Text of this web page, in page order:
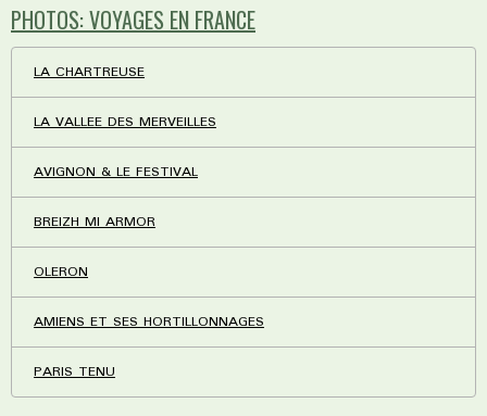
PHOTOS: VOYAGES EN FRANCE
LA CHARTREUSE
LA VALLEE DES MERVEILLES
AVIGNON & LE FESTIVAL
BREIZH MI ARMOR
OLERON
AMIENS ET SES HORTILLONNAGES
PARIS TENU